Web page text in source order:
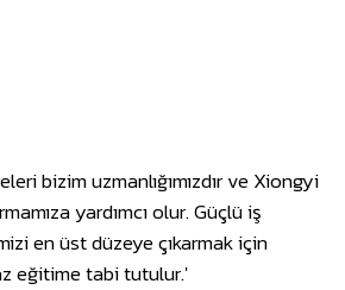
bizim uzmanlığımızdır ve Xiongyi
yardımcı olur. Güçlü iş
en üst düzeye çıkarmak için
eğitime tabi tutulur.'